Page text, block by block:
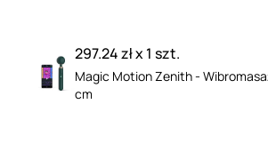
297.24 zł x 1 szt.
Magic Motion Zenith -
cm